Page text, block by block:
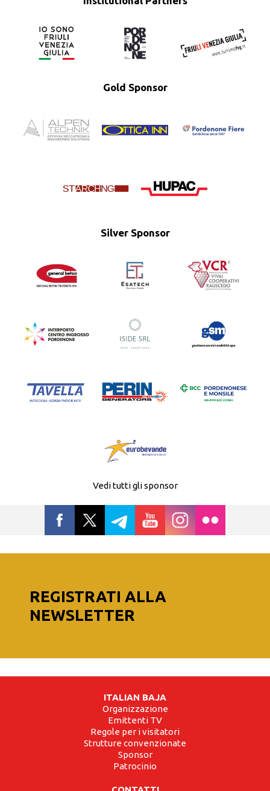
Gold Sponsor
Silver Sponsor
Vedi tutti gli sponsor
REGISTRATI ALLA
NEWSLETTER
ITALIAN BAJA
Organizzazione
Emittenti TV
Regole per i visitatori
Strutture convenzionate
Sponsor
Patrocinio